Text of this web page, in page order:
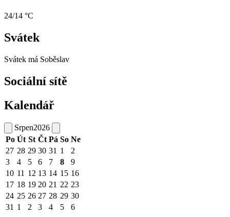
24/14 °C
Svátek
Svátek má Soběslav
Sociální sítě
Kalendář
Srpen2026
Po Út St Čt Pá So Ne
27 28 29 30 31 1
2
3
4 5 6 7 8
9
10 11 12 13 14 15 16
17 18 19 20 21 22 23
24 25 26 27 28 29 30
31 1 2 3 4 5 6